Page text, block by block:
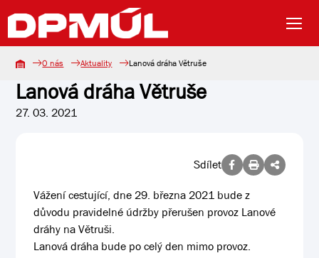
O nás Aktuality Lanová dráha Větruše
Lanová dráha Větruše
27. 03. 2021
Sdílet
Vážení cestující, dne 29. března 2021 bude z
důvodu pravidelné údržby přerušen provoz Lanové
dráhy na Větruši.
Lanová dráha bude po celý den mimo provoz.